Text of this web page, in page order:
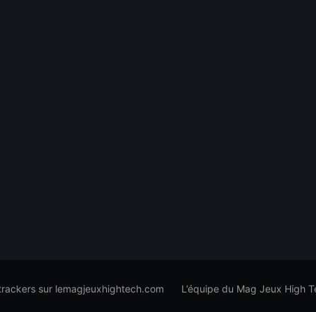
sur lemagjeuxhightech.com L’équipe du Mag Jeux High